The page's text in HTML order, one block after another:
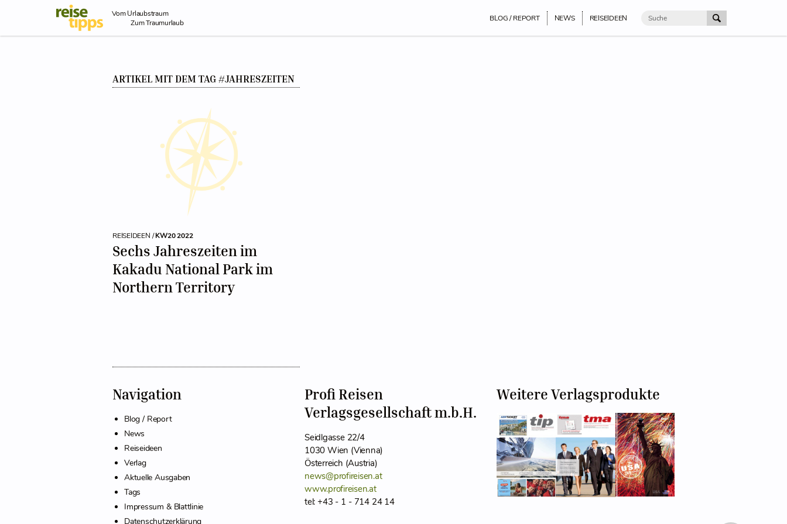
Skip to Content
Vom Urlaubstraum
Zum Traumurlaub
BLOG / REPORT NEWS REISEIDEEN
ARTIKEL MIT DEM TAG #JAHRESZEITEN
REISEIDEEN /KW20 2022
Sechs Jahreszeiten im
Kakadu National Park im
Northern Territory
Navigation
Blog / Report
News
Reiseideen
Verlag
Aktuelle Ausgaben
Tags
Impressum & Blattlinie
Datenschutzerklärung
Profi Reisen
Verlagsgesellschaft m.b.H.
Seidlgasse 22/4
1030 Wien (Vienna)
Österreich (Austria)
news@profireisen.at
www.profireisen.at
tel: +43 - 1 - 714 24 14
Weitere Verlagsprodukte